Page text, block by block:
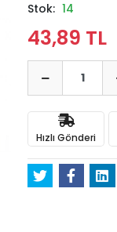
Stok: 14
43,89 TL
Hızlı Gönderi